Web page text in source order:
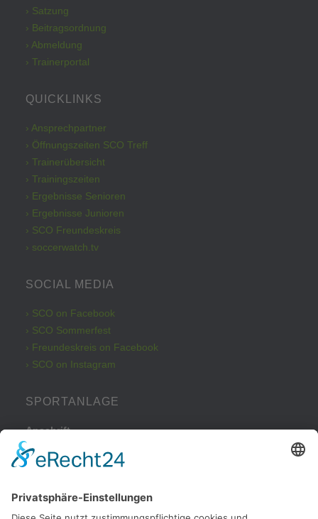
› Satzung
› Beitragsordnung
› Abmeldung
› Trainerportal
QUICKLINKS
› Ansprechpartner
› Öffnungszeiten SCO Treff
› Trainerübersicht
› Trainingszeiten
› Ergebnisse Senioren
› Ergebnisse Junioren
› SCO Freundeskreis
› soccerwatch.tv
SOCIAL MEDIA
› SCO on Facebook
› SCO Sommerfest
› Freundeskreis on Facebook
› SCO on Instagram
SPORTANLAGE
Anschrift
Kleinbeckstraße 43
45549 Sprockhövel
Telefon
Tel.: 02324 / 79082